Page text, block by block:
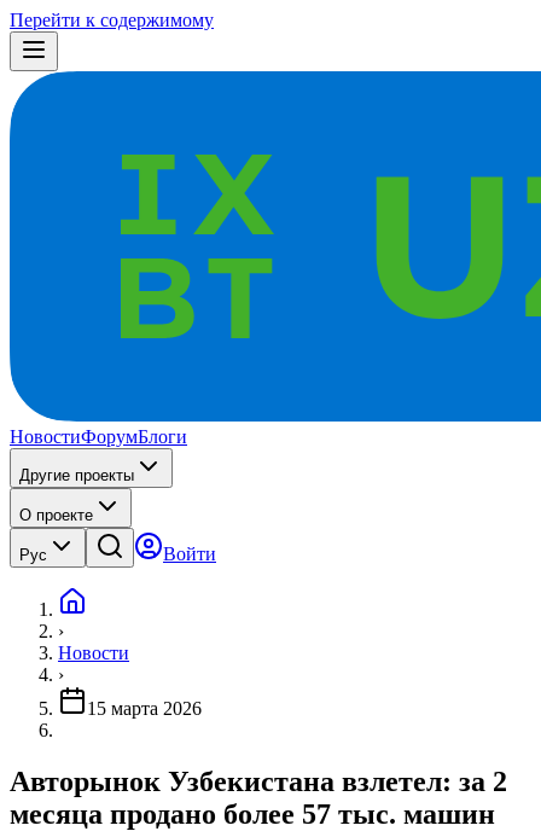
Перейти к содержимому
НовостиФорумБлоги
Другие проекты
О проекте
Рус Войти
›
Новости
›
15 марта 2026
Авторынок Узбекистана взлетел: за 2
месяца продано более 57 тыс. машин